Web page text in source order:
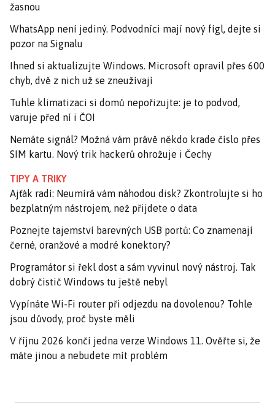
žasnou
WhatsApp není jediný. Podvodníci mají nový fígl, dejte si
pozor na Signalu
Ihned si aktualizujte Windows. Microsoft opravil přes 600
chyb, dvě z nich už se zneužívají
Tuhle klimatizaci si domů nepořizujte: je to podvod,
varuje před ní i ČOI
Nemáte signál? Možná vám právě někdo krade číslo přes
SIM kartu. Nový trik hackerů ohrožuje i Čechy
TIPY A TRIKY
Ajťák radí: Neumírá vám náhodou disk? Zkontrolujte si ho
bezplatným nástrojem, než přijdete o data
Poznejte tajemství barevných USB portů: Co znamenají
černé, oranžové a modré konektory?
Programátor si řekl dost a sám vyvinul nový nástroj. Tak
dobrý čistič Windows tu ještě nebyl
Vypínáte Wi-Fi router při odjezdu na dovolenou? Tohle
jsou důvody, proč byste měli
V říjnu 2026 končí jedna verze Windows 11. Ověřte si, že
máte jinou a nebudete mít problém